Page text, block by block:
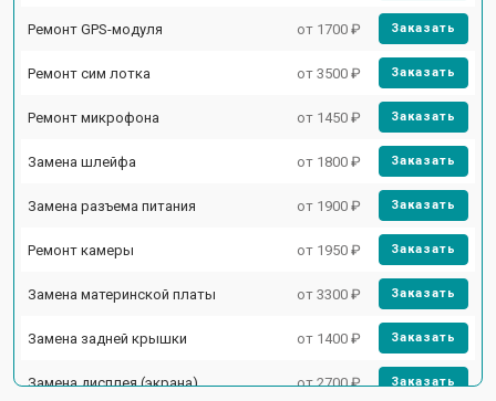
Ремонт GPS-модуля от 1700 ₽ Заказать
Ремонт сим лотка от 3500 ₽ Заказать
Ремонт микрофона от 1450 ₽ Заказать
Замена шлейфа от 1800 ₽ Заказать
Замена разъема питания от 1900 ₽ Заказать
Ремонт камеры от 1950 ₽ Заказать
Замена материнской платы от 3300 ₽ Заказать
Замена задней крышки от 1400 ₽ Заказать
Замена дисплея (экрана) от 2700 ₽ Заказать